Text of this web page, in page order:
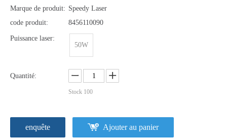
Marque de produit: Speedy Laser
code produit:
8456110090
Puissance laser:
50W
Quantité:
Stock 100
enquête Ajouter au panier